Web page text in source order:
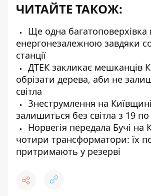
ЧИТАЙТЕ ТАКОЖ:
Ще одна багатоповерхівка
енергонезалежною завдяки
станції
ДТЕК закликає мешканців
обрізати дерева, аби не
світла
Знеструмлення на
залишиться без світла з 19
Норвегія передала Бучі на
чотири трансформатори: їх
притримають у резерві